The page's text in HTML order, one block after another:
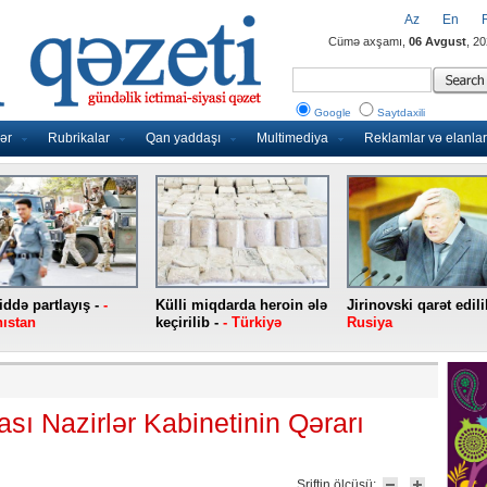
Rubrikalar Qan yaddaşı Multimediya Reklamlar və elanlar
Az En
Cümə axşamı, 06 Avgust ,
Google Saytdaxili
partlayış - -
Külli miqdarda heroin ələ
keçirilib - - Türkiyə
Jirinovski qarət
Rusiya
Nazirlər Kabinetinin Qərarı